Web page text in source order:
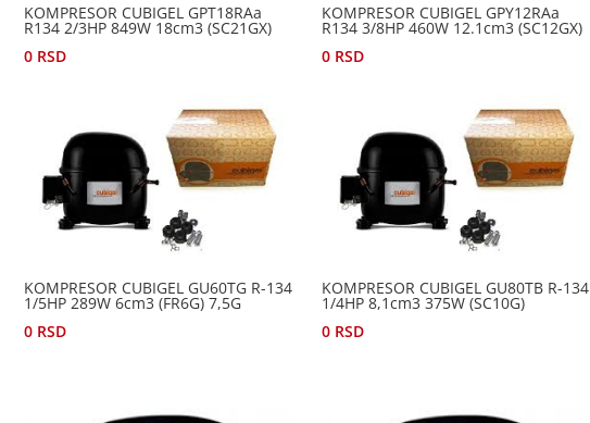
KOMPRESOR CUBIGEL GPT18RAa
R134 2/3HP 849W 18cm3 (SC21GX)
0 RSD
KOMPRESOR CUBIGEL GPY12RAa
R134 3/8HP 460W 12.1cm3 (SC12GX)
0 RSD
KOMPRESOR CUBIGEL GU60TG R-134
1/5HP 289W 6cm3 (FR6G) 7,5G
0 RSD
KOMPRESOR CUBIGEL GU80TB R-134
1/4HP 8,1cm3 375W (SC10G)
0 RSD